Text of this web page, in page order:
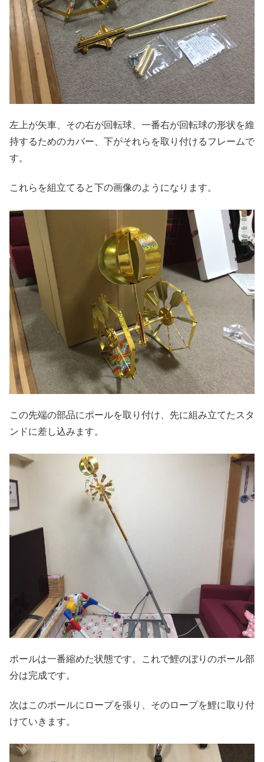
左上が矢車、その右が回転球、一番右が回転球の形状を維
持するためのカバー、下がそれらを取り付けるフレームで
す。
これらを組立てると下の画像のようになります。
この先端の部品にポールを取り付け、先に組み立てたスタ
ンドに差し込みます。
ポールは一番縮めた状態です。これで鯉のぼりのポール部
分は完成です。
次はこのポールにロープを張り、そのロープを鯉に取り付
けていきます。